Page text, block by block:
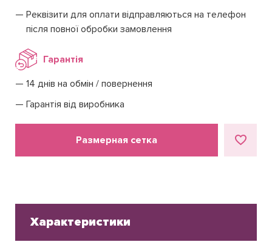
Реквізити для оплати відправляються на телефон
після повної обробки замовлення
Гарантія
14 днів на обмін / повернення
Гарантія від виробника
Размерная сетка
Характеристики